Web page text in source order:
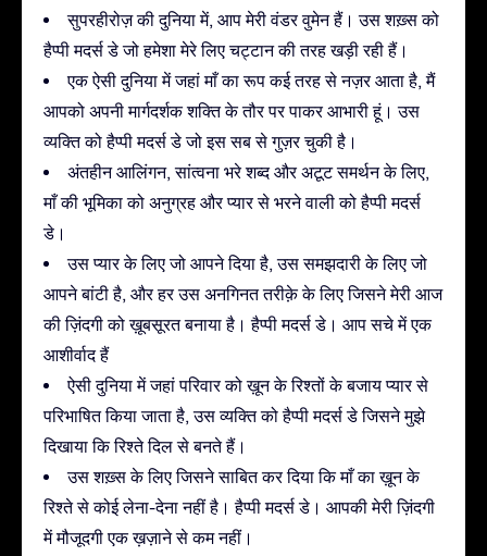
सुपरहीरोज़ की दुनिया में, आप मेरी वंडर वुमेन हैं। उस शख़्स को
हैप्पी मदर्स डे जो हमेशा मेरे लिए चट्टान की तरह खड़ी रही हैं।
एक ऐसी दुनिया में जहां माँ का रूप कई तरह से नज़र आता है, मैं
आपको अपनी मार्गदर्शक शक्ति के तौर पर पाकर आभारी हूं। उस
व्यक्ति को हैप्पी मदर्स डे जो इस सब से गुज़र चुकी है।
अंतहीन आलिंगन, सांत्वना भरे शब्द और अटूट समर्थन के लिए,
माँ की भूमिका को अनुग्रह और प्यार से भरने वाली को हैप्पी मदर्स
डे।
उस प्यार के लिए जो आपने दिया है, उस समझदारी के लिए जो
आपने बांटी है, और हर उस अनगिनत तरीक़े के लिए जिसने मेरी आज
की ज़िंदगी को ख़ूबसूरत बनाया है। हैप्पी मदर्स डे। आप सचे में एक
आशीर्वाद हैं
ऐसी दुनिया में जहां परिवार को ख़ून के रिश्तों के बजाय प्यार से
परिभाषित किया जाता है, उस व्यक्ति को हैप्पी मदर्स डे जिसने मुझे
दिखाया कि रिश्ते दिल से बनते हैं।
उस शख़्स के लिए जिसने साबित कर दिया कि माँ का ख़ून के
रिश्ते से कोई लेना-देना नहीं है। हैप्पी मदर्स डे। आपकी मेरी ज़िंदगी
में मौजूदगी एक ख़ज़ाने से कम नहीं।